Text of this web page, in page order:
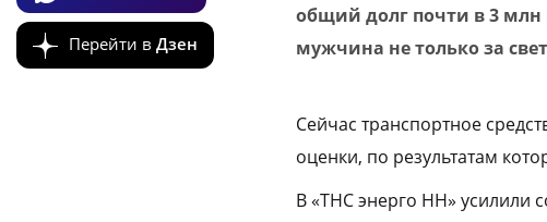
Перейти в Дзен
общий долг почти в 3 млн
мужчина не только за
Сейчас транспортное
оценки, по результатам
В «ТНС энерго НН» усилили